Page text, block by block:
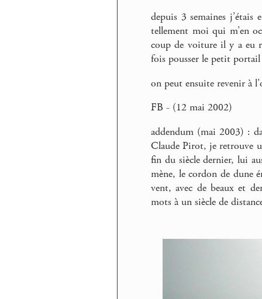
depuis 3 semaines j’étais
tellement moi qui m’en
coup de voiture il y a eu
fois pousser le petit portail
on peut ensuite revenir à
FB - (12 mai 2002)
addendum (mai 2003) :
Claude Pirot, je retrouve
fin du siècle dernier, lui
mène, le cordon de dune
vent, avec de beaux et
mots à un siècle de